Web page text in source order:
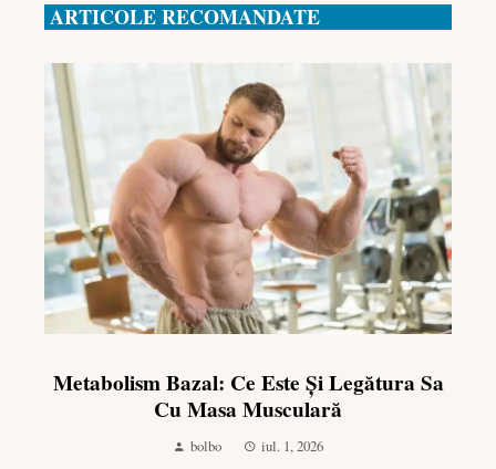
ARTICOLE RECOMANDATE
Metabolism Bazal: Ce Este Și Legătura Sa
Cu Masa Musculară
bolbo iul. 1, 2026